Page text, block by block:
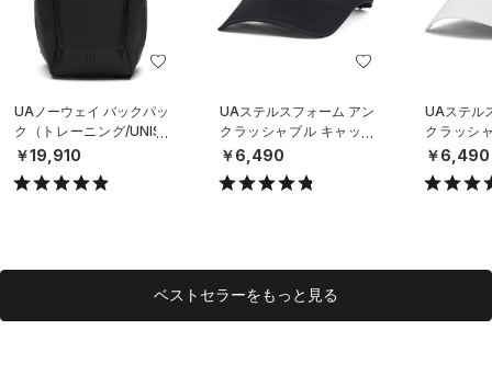
UAノーウェイ バックパッ
ク（トレーニング/UNISE
X）
￥19,910
UAステルスフォーム アン
クラッシャブル キャップ
（ライフスタイル/UNISE
￥6,490
UAステル
クラッシ
（ライフ
￥6,490
ベストセラーをもっと見る